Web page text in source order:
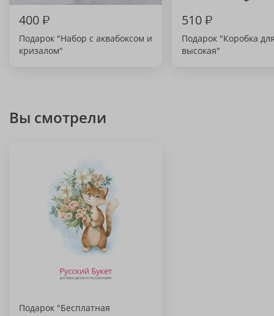
400₽
Подарок "Набор с аквабоксом и
кризалом"
510₽
Подарок "Коробка
высокая"
Вы смотрели
Подарок "Бесплатная